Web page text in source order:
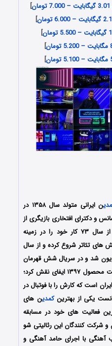
]
]
]
]
]
ن ایرانی متولد سال ۱۳۵۸ در
و دکترای افتخاری بازیگری از
دانشگاه علوم و فنون است که از سال ۷۳ کار خود را در زمینه
های تئاتر شروع کرده و از سال
شد و در سریال شش قهرمان
و نصفی به کارگردانی حسین قناعت محصول ۱۳۹۷ ایفای نقش کرد؛
است که کارش را با فوتبال در
یکی از بهترینکمدین های
فعالیت های خود در مسابقه
و شرکت کنندگان این رئالیتی شو
آهنگى با اجرای حامد آهنگى و